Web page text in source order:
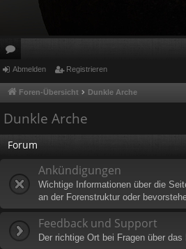
or
en
Abmelden Registrieren
Foren-Übersicht Dunkle Arche
Dunkle Arche
Forum
Ankündigungen
Wichtige Informationen über die
an der Forenstruktur oder
Feedback und Support
Der richtige Ort bei Fragen über das